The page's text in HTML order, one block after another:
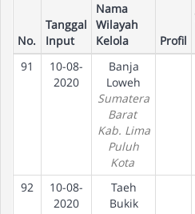
No.
Tanggal
Input
Nama
Wilayah
Kelola
Profil
91
10-08-
2020
Banja
Loweh
Sumatera
Barat
Kab. Lima
Puluh
Kota
92
10-08-
2020
Taeh
Bukik